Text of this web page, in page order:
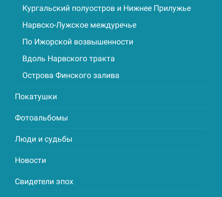
Кургальский полуостров и Нижнее Прилужье
Нарвско-Лужское междуречье
По Ижорской возвышенности
Вдоль Нарвского тракта
Острова Финского залива
Покатушки
Фотоальбомы
Люди и судьбы
Новости
Свидетели эпох